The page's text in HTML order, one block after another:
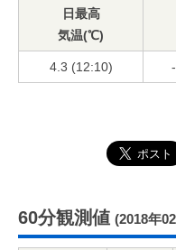
日最高
気温(℃)
4.3 (12:10)
60分観測値 (2018年